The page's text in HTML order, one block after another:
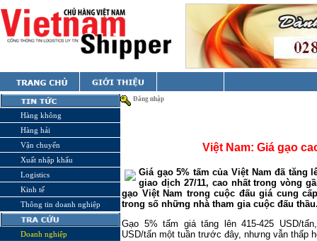
Hàng không
Hàng hải
Vận chuyển
Xuất nhập khẩu
Logistics
Kinh tế
Thông tin doanh nghiệp
Doanh nghiệp
Đăng nhập
Việt Nam: Giá gạo
Giá gạo 5% tấm của Việt Nam đã tăng
giao dịch 27/11, cao nhất trong vòng
gạo Việt Nam trong cuộc đấu giá cung
trong số những nhà tham gia cuộc đấu
Gạo 5% tấm giá tăng lên 415-425 USD/
USD/tấn một tuần trước đây, nhưng vẫn thấp